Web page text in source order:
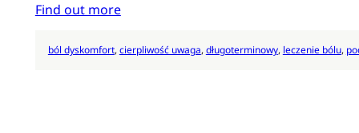
Find out more
ból dyskomfort, cierpliwość uwaga, długoterminowy, leczenie bólu,